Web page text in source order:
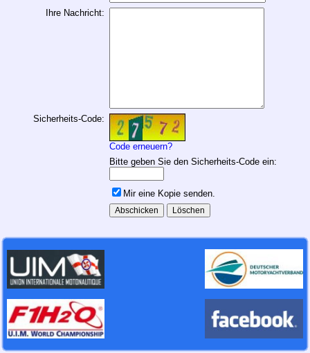
Ihre Nachricht:
Sicherheits-Code:
Code erneuern?
Bitte geben Sie den Sicherheits-Code ein:
Mir eine Kopie senden.